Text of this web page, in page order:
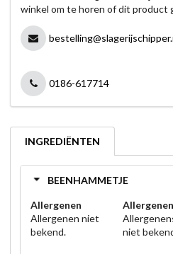
winkel om te horen of dit product
0186-617714
INGREDIËNTEN
BEENHAMMETJE
Allergenen
Allergenen niet
bekend.
niet